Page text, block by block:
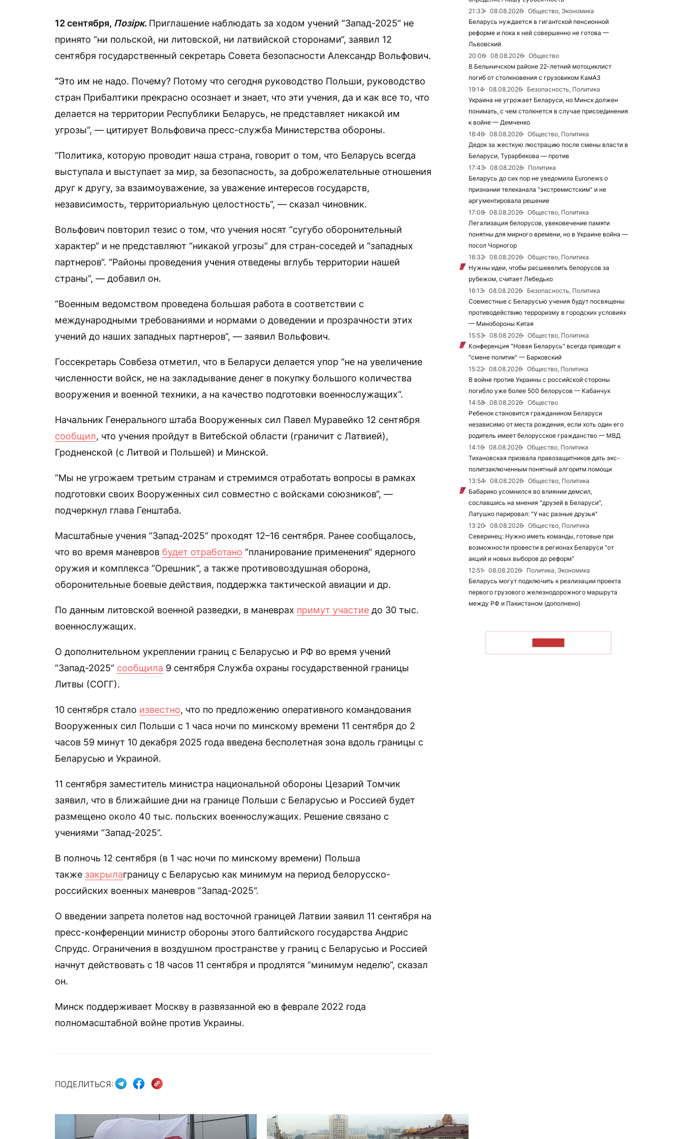
12 сентября, Позірк. Приглашение наблюдать за ходом учений “Запад-2025“ не
принято “ни польской, ни литовской, ни латвийской сторонами“, заявил 12
сентября государственный секретарь Совета безопасности Александр Вольфович.
“Это им не надо. Почему? Потому что сегодня руководство Польши, руководство
стран Прибалтики прекрасно осознает и знает, что эти учения, да и как все то, что
делается на территории Республики Беларусь, не представляет никакой им
угрозы“, — цитирует Вольфовича пресс-служба Министерства обороны.
“Политика, которую проводит наша страна, говорит о том, что Беларусь всегда
выступала и выступает за мир, за безопасность, за доброжелательные отношения
друг к другу, за взаимоуважение, за уважение интересов государств,
независимость, территориальную целостность“, — сказал чиновник.
Вольфович повторил тезис о том, что учения носят “сугубо оборонительный
характер“ и не представляют “никакой угрозы“ для стран-соседей и “западных
партнеров“. “Районы проведения учения отведены вглубь территории нашей
страны“, — добавил он.
“Военным ведомством проведена большая работа в соответствии с
международными требованиями и нормами о доведении и прозрачности этих
учений до наших западных партнеров“, — заявил Вольфович.
Госсекретарь Совбеза отметил, что в Беларуси делается упор “не на увеличение
численности войск, не на закладывание денег в покупку большого количества
вооружения и военной техники, а на качество подготовки военнослужащих“.
Начальник Генерального штаба Вооруженных сил Павел Муравейко 12 сентября
сообщил, что учения пройдут в Витебской области (граничит с Латвией),
Гродненской (с Литвой и Польшей) и Минской.
“Мы не угрожаем третьим странам и стремимся отработать вопросы в рамках
подготовки своих Вооруженных сил совместно с войсками союзников“, —
подчеркнул глава Генштаба.
Масштабные учения “Запад-2025“ проходят 12–16 сентября. Ранее сообщалось,
что во время маневров будет отработано “планирование применения“ ядерного
оружия и комплекса “Орешник“, а также противовоздушная оборона,
оборонительные боевые действия, поддержка тактической авиации и др.
По данным литовской военной разведки, в маневрах примут участие до 30 тыс.
военнослужащих.
О дополнительном укреплении границ с Беларусью и РФ во время учений
“Запад-2025“ сообщила 9 сентября Служба охраны государственной границы
Литвы (СОГГ).
10 сентября стало известно, что по предложению оперативного командования
Вооруженных сил Польши с 1 часа ночи по минскому времени 11 сентября до 2
часов 59 минут 10 декабря 2025 года введена бесполетная зона вдоль границы с
Беларусью и Украиной.
11 сентября заместитель министра национальной обороны Цезарий Томчик
заявил, что в ближайшие дни на границе Польши с Беларусью и Россией будет
размещено около 40 тыс. польских военнослужащих. Решение связано с
учениями “Запад-2025“.
В полночь 12 сентября (в 1 час ночи по минскому времени) Польша
также закрылаграницу с Беларусью как минимум на период белорусско-
российских военных маневров “Запад-2025“.
О введении запрета полетов над восточной границей Латвии заявил 11 сентября на
пресс-конференции министр обороны этого балтийского государства Андрис
Спрудс. Ограничения в воздушном пространстве у границ с Беларусью и Россией
начнут действовать с 18 часов 11 сентября и продлятся “минимум неделю“, сказал
он.
Минск поддерживает Москву в развязанной ею в феврале 2022 года
полномасштабной войне против Украины.
ПОДЕЛИТЬСЯ:
21:33
08.08.2026
Общество, Экономика
Беларусь нуждается в гигантской пенсионной
реформе и пока к ней совершенно не готова —
Львовский
20:06
08.08.2026
Общество
В Белыничском районе 22-летний мотоциклист
погиб от столкновения с грузовиком КамАЗ
19:14
08.08.2026
Безопасность, Политика
Украина не угрожает Беларуси, но Минск должен
понимать, с чем столкнется в случае присоединения
к войне — Демченко
18:46
08.08.2026
Общество, Политика
Дедок за жесткую люстрацию после смены власти в
Беларуси, Турарбекова — против
17:43
08.08.2026
Политика
Беларусь до сих пор не уведомила Euronews о
признании телеканала "экстремистским" и не
аргументировала решение
17:08
08.08.2026
Общество, Политика
Легализация белорусов, увековечение памяти
понятны для мирного времени, но в Украине война —
посол Чорногор
16:32
08.08.2026
Общество, Политика
Нужны идеи, чтобы расшевелить белорусов за
рубежом, считает Лебедько
16:13
08.08.2026
Безопасность, Политика
Совместные с Беларусью учения будут посвящены
противодействию терроризму в городских условиях
— Минобороны Китая
15:53
08.08.2026
Общество, Политика
Конференция "Новая Беларусь" всегда приводит к
"смене политик" — Барковский
15:22
08.08.2026
Общество, Политика
В войне против Украины с российской стороны
погибло уже более 500 белорусов — Кабанчук
14:58
08.08.2026
Общество
Ребенок становится гражданином Беларуси
независимо от места рождения, если хоть один его
родитель имеет белорусское гражданство — МВД
14:16
08.08.2026
Общество, Политика
Тихановская призвала правозащитников дать экс-
политзаключенным понятный алгоритм помощи
13:54
08.08.2026
Общество, Политика
Бабарико усомнился во влиянии демсил,
сославшись на мнения "друзей в Беларуси",
Латушко парировал: "У нас разные друзья"
13:20
08.08.2026
Общество, Политика
Северинец: Нужно иметь команды, готовые при
возможности провести в регионах Беларуси "от
акций и новых выборов до реформ"
12:51
08.08.2026
Политика, Экономика
Беларусь могут подключить к реализации проекта
первого грузового железнодорожного маршрута
между РФ и Пакистаном (дополнено)